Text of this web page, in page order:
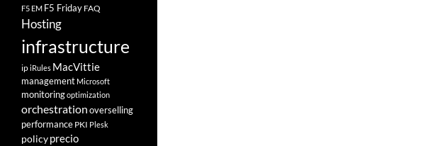
F5 EM F5 Friday FAQ
Hosting
infrastructure
ipiRules MacVittie
management Microsoft
monitoringoptimization
orchestrationoverselling
performance PKI Plesk
policyprecio